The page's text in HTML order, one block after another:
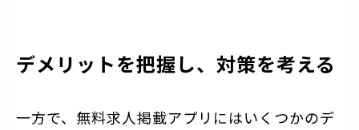
デメリットを把握し、対策を考える
一方で、無料求人掲載アプリにはいくつかのデ